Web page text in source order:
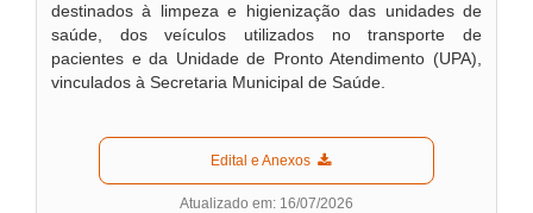
destinados à limpeza e higienização das unidades de
saúde, dos veículos utilizados no transporte de
pacientes e da Unidade de Pronto Atendimento (UPA),
vinculados à Secretaria Municipal de Saúde.
  Edital e Anexos
Atualizado em: 16/07/2026